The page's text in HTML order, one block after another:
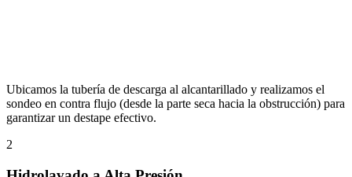
Ubicamos la tubería de descarga al alcantarillado y realizamos el
sondeo en contra flujo (desde la parte seca hacia la obstrucción) para
garantizar un destape efectivo.
2